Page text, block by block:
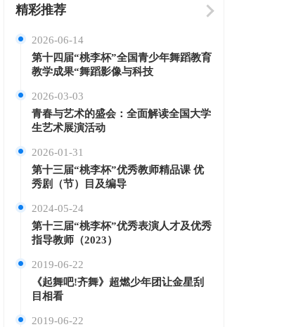
精彩推荐
2026-06-14
第十四届“桃李杯”全国青少年舞蹈教育
教学成果“舞蹈影像与科技
2026-03-03
青春与艺术的盛会：全面解读全国大学
生艺术展演活动
2026-01-31
第十三届“桃李杯”优秀教师精品课 优
秀剧（节）目及编导
2024-05-24
第十三届“桃李杯”优秀表演人才及优秀
指导教师（2023）
2019-06-22
《起舞吧!齐舞》超燃少年团让金星刮
目相看
2019-06-22